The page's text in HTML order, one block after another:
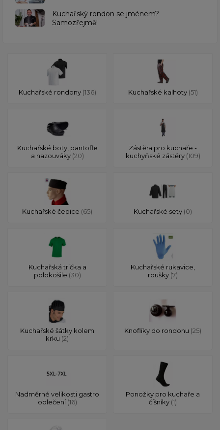
Kuchařský rondon se jménem?
Samozřejmě!
Kuchařské rondony (136) Kuchařské kalhoty (51)
Kuchařské boty, pantofle
a nazouváky (20)
Zástěra pro kuchaře -
kuchyňské zástěry (109)
Kuchařské čepice (65) Kuchařské sety (0)
Kuchařská trička a
polokošile (30)
Kuchařské rukavice,
roušky (7)
Kuchařské šátky kolem
krku (2)
Knoflíky do rondonu (25)
Nadměrné velikosti gastro
oblečení(16)
Ponožky pro kuchaře a
číšníky (1)